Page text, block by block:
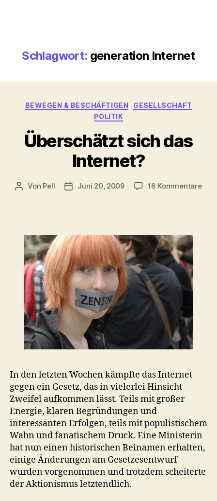
Schlagwort: generation Internet
Kategorien
BEWEGEN & BESCHÄFTIGEN
GESELLSCHAFT
POLITIK
Überschätzt sich das
Internet?
Beitragsautor
Von Pell Veröffentlichungsdatum
Juni 20, 2009 16 Kommentarezu
In den letzten Wochen kämpfte das Internet
gegen ein Gesetz, das in vielerlei Hinsicht
Zweifel aufkommen lässt. Teils mit großer
Energie, klaren Begründungen und
interessanten Erfolgen, teils mit populistischem
Wahn und fanatischem Druck. Eine Ministerin
hat nun einen historischen Beinamen erhalten,
einige Änderungen am Gesetzesentwurf
wurden vorgenommen und trotzdem scheiterte
der Aktionismus letztendlich.